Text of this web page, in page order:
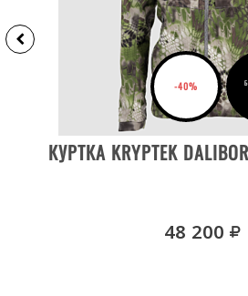
ВЫБРАТЬ
-40%
КУРТКА KRYPTEK
48 200